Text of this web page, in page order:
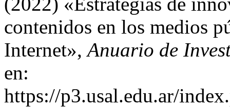
contenidos en los medios
Internet»,Anuario de
en:
https://p3.usal.edu.ar/